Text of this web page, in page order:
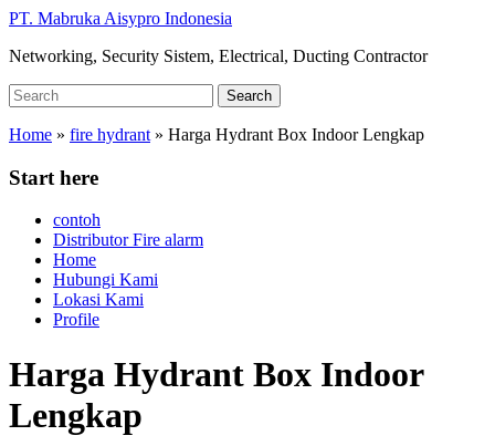
Skip
main
PT. Mabruka Aisypro Indonesia
Networking, Security Sistem, Electrical, Ducting Contractor
Search
for:
Search
Home » fire hydrant » Harga Hydrant Box Indoor Lengkap
Start here
contoh
Distributor Fire alarm
Home
Hubungi Kami
Lokasi Kami
Profile
Harga Hydrant Box Indoor
Lengkap